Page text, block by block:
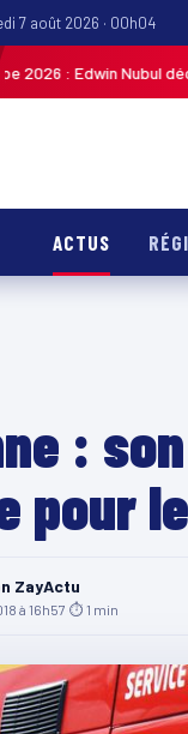
7 août 2026 · 00h04
Nubul décroche
ACTUS
:
pour
ZayActu
à 16h57 ⏱ 1 min